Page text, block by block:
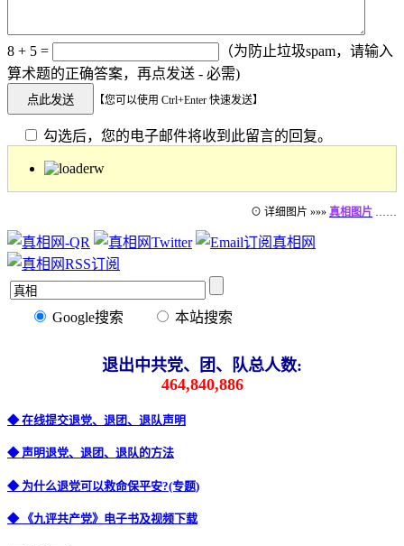
8 + 5 =
（为防止垃圾spam，请输入
算术题的正确答案，再点发送 - 必需)
【您可以使用 Ctrl+Enter 快速发送】
勾选后，您的电子邮件将收到此留言的回复。
⊙ 详细图片 »»» 真相图片 ……
Google搜索 本站搜索
退出中共党、团、队总人数:
464,840,886
◆ 在线提交退党、退团、退队声明
◆ 声明退党、退团、退队的方法
◆ 为什么退党可以救命保平安?(专题)
◆ 《九评共产党》电子书及视频下载